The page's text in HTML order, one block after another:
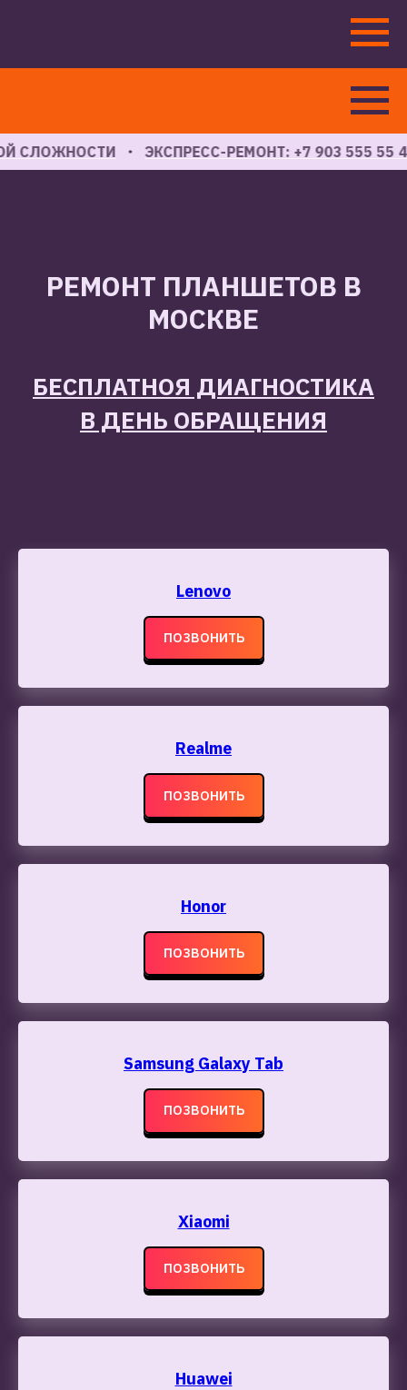
ЭКСПРЕСС-РЕМОНТ: +7 903 555 55 43
РЕМОНТ ПЛАНШЕТОВ В
МОСКВЕ
БЕСПЛАТНОЯ ДИАГНОСТИКА
В ДЕНЬ ОБРАЩЕНИЯ
Lenovo
ПОЗВОНИТЬ
Realme
ПОЗВОНИТЬ
Honor
ПОЗВОНИТЬ
Samsung Galaxy Tab
ПОЗВОНИТЬ
Xiaomi
ПОЗВОНИТЬ
Huawei